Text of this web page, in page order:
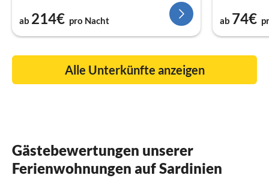
ab 214€ pro Nacht ab 74€
Alle Unterkünfte anzeigen
Gästebewertungen unserer
Ferienwohnungen auf Sardinien